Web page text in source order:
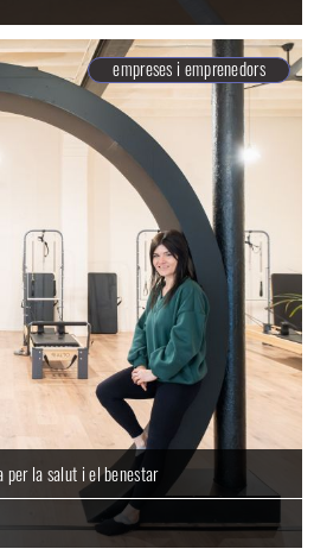
empreses i emprenedors
per la salut i el benestar